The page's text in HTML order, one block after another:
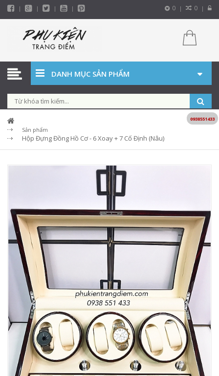
0 0
DANH MỤC SẢN PHẨM
Sản phẩm
Hộp Đựng Đồng Hồ Cơ - 6 Xoay + 7 Cố Định (Nâu)
0938551433